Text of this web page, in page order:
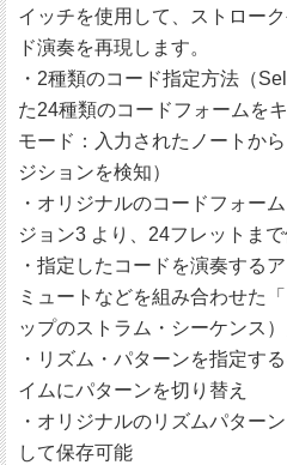
イッチを使用して、ストロー
ド演奏を再現します。
・2種類のコード指定方法（
た24種類のコードフォームを
モード：入力されたノートか
ジションを検知）
・オリジナルのコードフォー
ジョン3 より、24フレットまで
・指定したコードを演奏する
ミュートなどを組み合わせた
ップのストラム・シーケンス
・リズム・パターンを指定す
イムにパターンを切り替え
・オリジナルのリズムパター
して保存可能